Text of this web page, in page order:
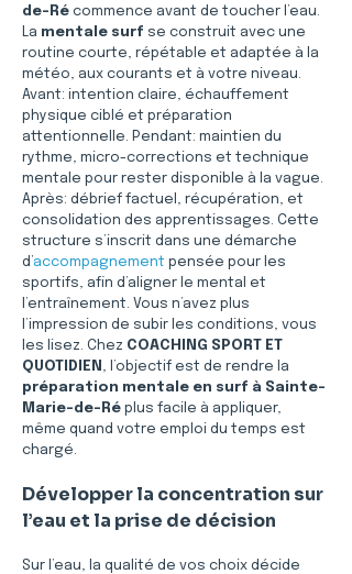
de-Ré commence avant de toucher l’eau.
La mentale surf se construit avec une
routine courte, répétable et adaptée à la
météo, aux courants et à votre niveau.
Avant: intention claire, échauffement
physique ciblé et préparation
attentionnelle. Pendant: maintien du
rythme, micro-corrections et technique
mentale pour rester disponible à la vague.
Après: débrief factuel, récupération, et
consolidation des apprentissages. Cette
structure s’inscrit dans une démarche
d’accompagnement pensée pour les
sportifs, afin d’aligner le mental et
l’entraînement. Vous n’avez plus
l’impression de subir les conditions, vous
les lisez. Chez COACHING SPORT ET
QUOTIDIEN , l’objectif est de rendre la
préparation mentale en surf à Sainte-
Marie-de-Ré plus facile à appliquer,
même quand votre emploi du temps est
chargé.
Développer la concentration sur
l’eau et la prise de décision
Sur l’eau, la qualité de vos choix décide